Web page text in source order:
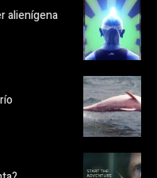
alienígena